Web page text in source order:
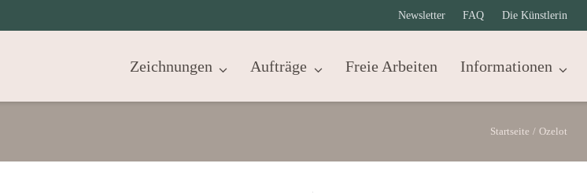
Newsletter FAQ Die Künstlerin
Zeichnungen Aufträge Freie Arbeiten Informationen
Startseite / Ozelot